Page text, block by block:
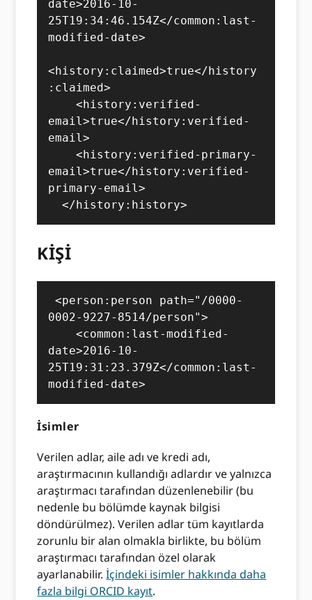
date>2016-10-
25T19:34:46.154Z</common:last-
modified-date>
<history:claimed>true</history
:claimed>
    <history:verified-
email>true</history:verified-
email>
    <history:verified-primary-
email>true</history:verified-
primary-email>
  </history:history>
KİŞİ
<person:person path="/0000-
0002-9227-8514/person">
    <common:last-modified-
date>2016-10-
25T19:31:23.379Z</common:last-
modified-date>
İsimler
Verilen adlar, aile adı ve kredi adı,
araştırmacının kullandığı adlardır ve yalnızca
araştırmacı tarafından düzenlenebilir (bu
nedenle bu bölümde kaynak bilgisi
döndürülmez). Verilen adlar tüm kayıtlarda
zorunlu bir alan olmakla birlikte, bu bölüm
araştırmacı tarafından özel olarak
ayarlanabilir.İçindeki isimler hakkında daha
fazla bilgi ORCID kayıt.